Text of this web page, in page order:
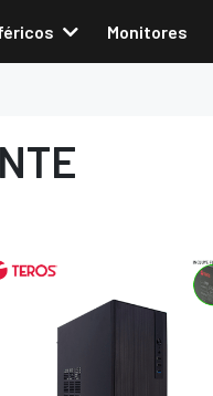
Monitores